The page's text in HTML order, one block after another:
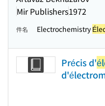
Mir Publishers1972
件名 Electrochemistry
Précis d'